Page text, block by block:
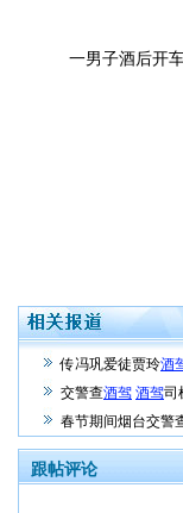
一男子酒后开车
传冯巩爱徒贾玲酒
交警查酒驾 酒驾司
春节期间烟台交警
跟帖评论